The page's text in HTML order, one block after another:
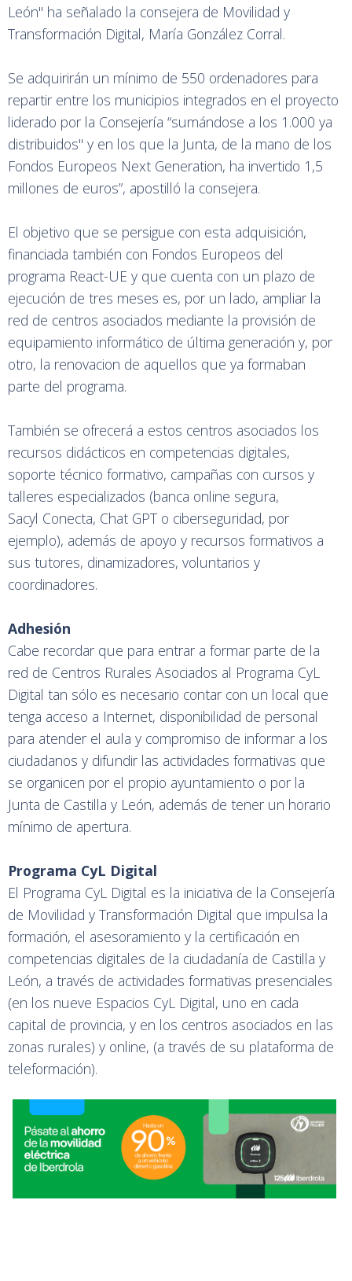
León" ha señalado la consejera de Movilidad y
Transformación Digital, María González Corral.
Se adquirirán un mínimo de 550 ordenadores para
repartir entre los municipios integrados en el proyecto
liderado por la Consejería “sumándose a los 1.000 ya
distribuidos" y en los que la Junta, de la mano de los
Fondos Europeos Next Generation, ha invertido 1,5
millones de euros”, apostilló la consejera.
El objetivo que se persigue con esta adquisición,
financiada también con Fondos Europeos del
programa React-UE y que cuenta con un plazo de
ejecución de tres meses es, por un lado, ampliar la
red de centros asociados mediante la provisión de
equipamiento informático de última generación y, por
otro, la renovacion de aquellos que ya formaban
parte del programa.
También se ofrecerá a estos centros asociados los
recursos didácticos en competencias digitales,
soporte técnico formativo, campañas con cursos y
talleres especializados (banca online segura,
Sacyl Conecta, Chat GPT o ciberseguridad, por
ejemplo), además de apoyo y recursos formativos a
sus tutores, dinamizadores, voluntarios y
coordinadores.
Adhesión
Cabe recordar que para entrar a formar parte de la
red de Centros Rurales Asociados al Programa CyL
Digital tan sólo es necesario contar con un local que
tenga acceso a Internet, disponibilidad de personal
para atender el aula y compromiso de informar a los
ciudadanos y difundir las actividades formativas que
se organicen por el propio ayuntamiento o por la
Junta de Castilla y León, además de tener un horario
mínimo de apertura.
Programa CyL Digital
El Programa CyL Digital es la iniciativa de la Consejería
de Movilidad y Transformación Digital que impulsa la
formación, el asesoramiento y la certificación en
competencias digitales de la ciudadanía de Castilla y
León, a través de actividades formativas presenciales
(en los nueve Espacios CyL Digital, uno en cada
capital de provincia, y en los centros asociados en las
zonas rurales) y online, (a través de su plataforma de
teleformación).